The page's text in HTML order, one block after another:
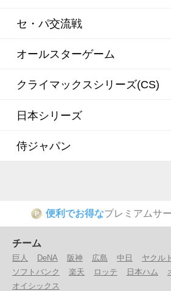
セ・パ交流戦
オールスターゲーム
クライマックスシリーズ(CS)
日本シリーズ
侍ジャパン
P 便利でお得なプレミアムサ
チーム
巨人 DeNA 阪神 広島 中日 ヤクルト
ソフトバンク
楽天 ロッテ 日本ハム
オイシックス